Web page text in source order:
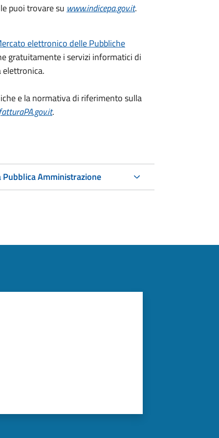
puoi trovare su www.indicepa.gov.it.
elettronico delle Pubbliche
gratuitamente i servizi informatici di
elettronica.
e la normativa di riferimento sulla
.
Amministrazione